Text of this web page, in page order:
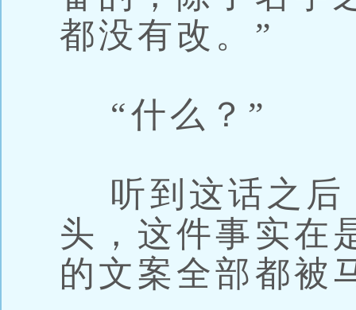
都没有改。”
“什么？”
听到这话之后
头，这件事实在
的文案全部都被